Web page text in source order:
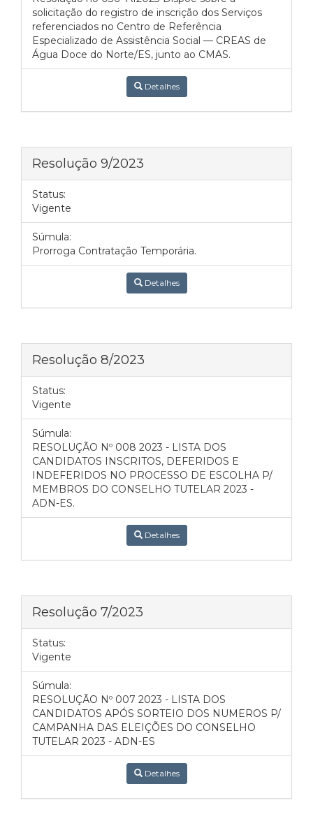
solicitação do registro de inscrição dos Serviços
referenciados no Centro de Referência
Especializado de Assistência Social — CREAS de
Água Doce do Norte/ES, junto ao CMAS.
Detalhes
Resolução 9/2023
Status:
Vigente
Súmula:
Prorroga Contratação Temporária.
Detalhes
Resolução 8/2023
Status:
Vigente
Súmula:
RESOLUÇÃO Nº 008 2023 - LISTA DOS
CANDIDATOS INSCRITOS, DEFERIDOS E
INDEFERIDOS NO PROCESSO DE ESCOLHA P/
MEMBROS DO CONSELHO TUTELAR 2023 -
ADN-ES.
Detalhes
Resolução 7/2023
Status:
Vigente
Súmula:
RESOLUÇÃO Nº 007 2023 - LISTA DOS
CANDIDATOS APÓS SORTEIO DOS NUMEROS P/
CAMPANHA DAS ELEIÇÕES DO CONSELHO
TUTELAR 2023 - ADN-ES
Detalhes